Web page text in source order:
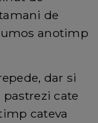
de
anotimp
dar si
cate
cateva